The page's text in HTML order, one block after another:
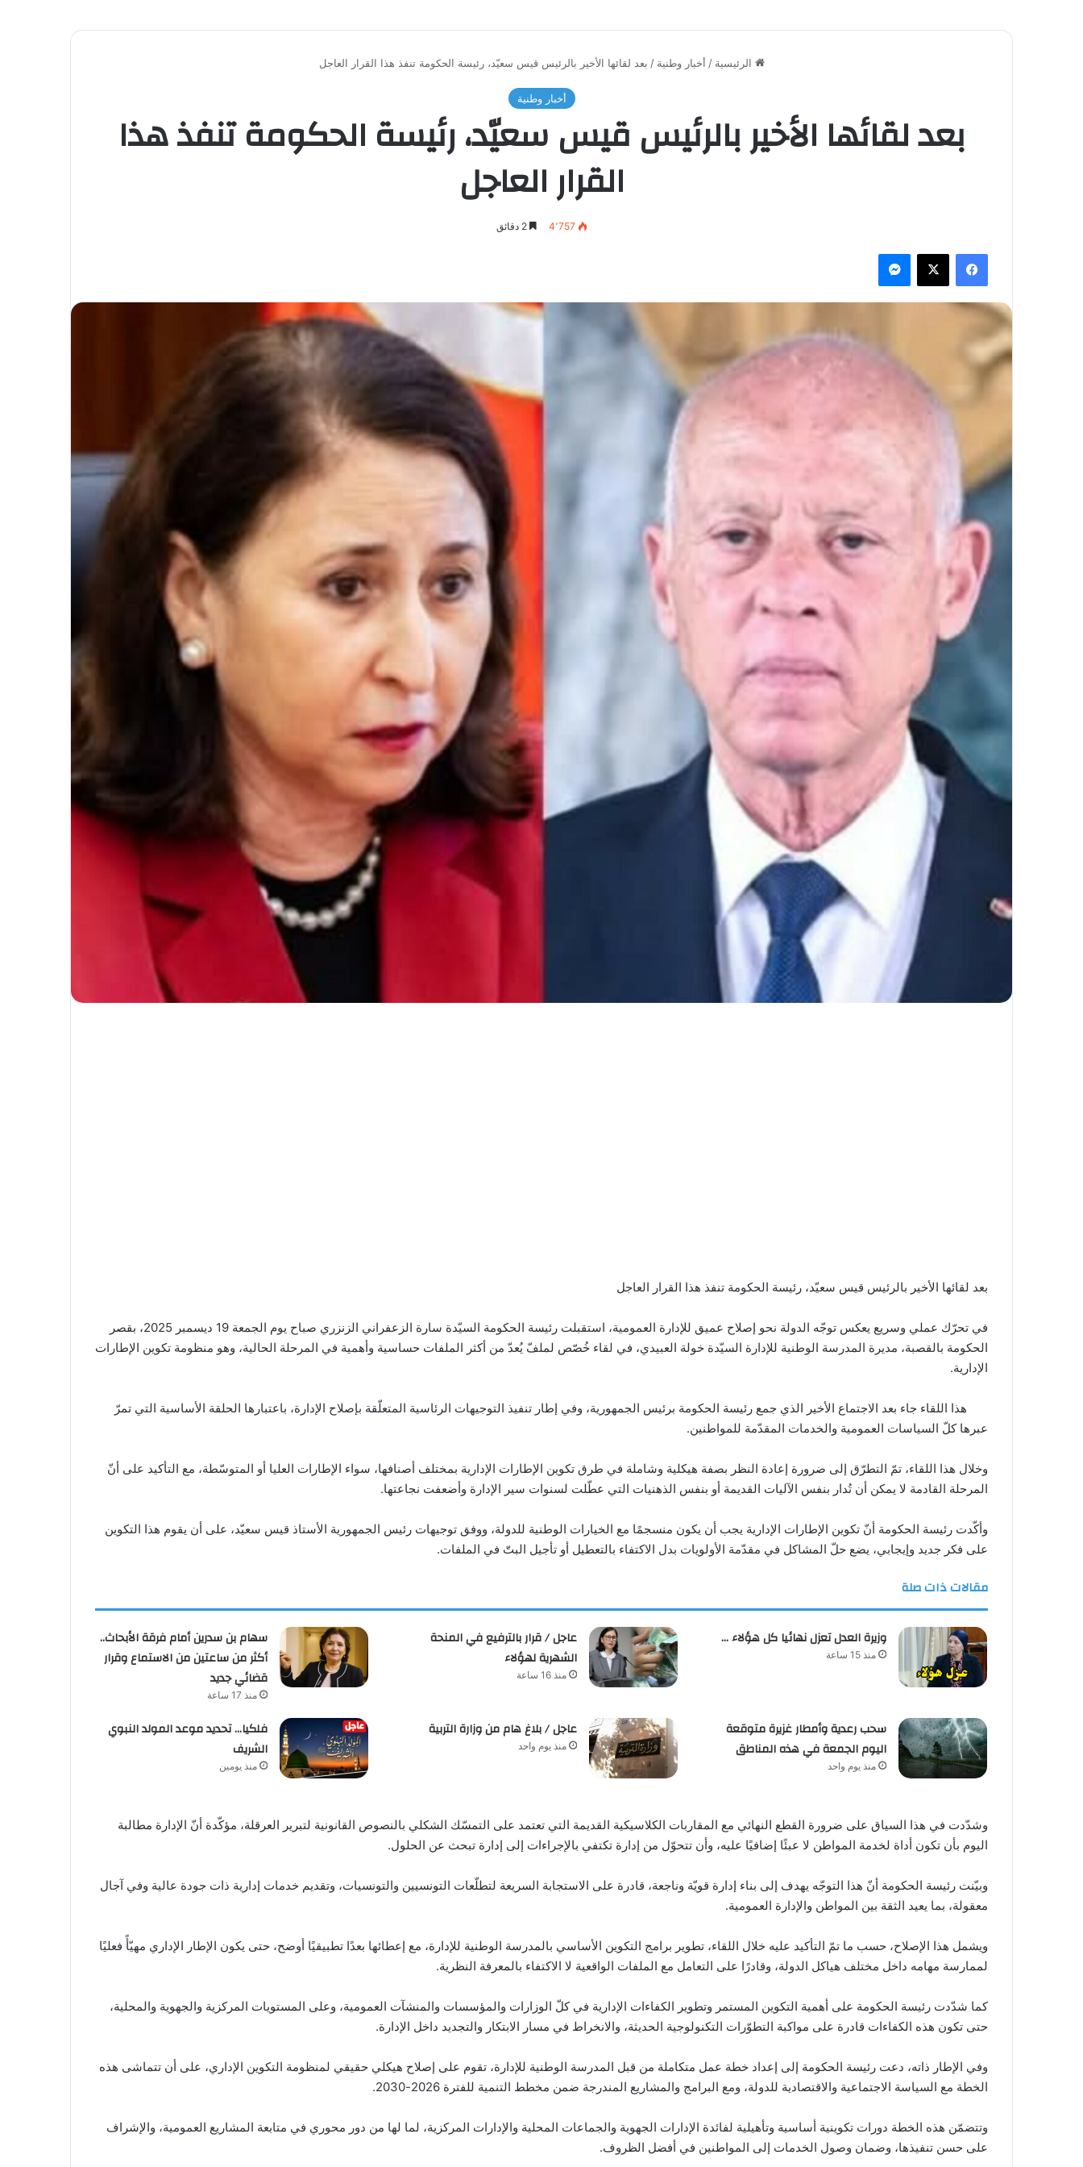
الرئيسية / أخبار وطنية / بعد لقائها الأخير بالرئيس قيس سعيّد، رئيسة الحكومة تنفذ هذا القرار العاجل
أخبار وطنية
بعد لقائها الأخير بالرئيس قيس سعيّد، رئيسة الحكومة تنفذ هذا
القرار العاجل
4٬757 2 دقائق
فيسبوك
بعد لقائها الأخير بالرئيس قيس سعيّد، رئيسة الحكومة تنفذ هذا القرار العاجل
في تحرّك عملي وسريع يعكس توجّه الدولة نحو إصلاح عميق للإدارة العمومية، استقبلت رئيسة الحكومة السيّدة سارة الزعفراني الزنزري صباح يوم الجمعة 19 ديسمبر 2025، بقصر
الحكومة بالقصبة، مديرة المدرسة الوطنية للإدارة السيّدة خولة العبيدي، في لقاء خُصّص لملفّ يُعدّ من أكثر الملفات حساسية وأهمية في المرحلة الحالية، وهو منظومة تكوين الإطارات
الإدارية.
هذا اللقاء جاء بعد الاجتماع الأخير الذي جمع رئيسة الحكومة برئيس الجمهورية، وفي إطار تنفيذ التوجيهات الرئاسية المتعلّقة بإصلاح الإدارة، باعتبارها الحلقة الأساسية التي تمرّ
عبرها كلّ السياسات العمومية والخدمات المقدّمة للمواطنين.
وخلال هذا اللقاء، تمّ التطرّق إلى ضرورة إعادة النظر بصفة هيكلية وشاملة في طرق تكوين الإطارات الإدارية بمختلف أصنافها، سواء الإطارات العليا أو المتوسّطة، مع التأكيد على أنّ
المرحلة القادمة لا يمكن أن تُدار بنفس الآليات القديمة أو بنفس الذهنيات التي عطّلت لسنوات سير الإدارة وأضعفت نجاعتها.
وأكّدت رئيسة الحكومة أنّ تكوين الإطارات الإدارية يجب أن يكون منسجمًا مع الخيارات الوطنية للدولة، ووفق توجيهات رئيس الجمهورية الأستاذ قيس سعيّد، على أن يقوم هذا التكوين
على فكر جديد وإيجابي، يضع حلّ المشاكل في مقدّمة الأولويات بدل الاكتفاء بالتعطيل أو تأجيل البتّ في الملفات.
مقالات ذات صلة
وزيرة العدل تعزل نهائيا كل هؤلاء …
منذ 15 ساعة
عاجل / قرار بالترفيع في المنحة
الشهرية لهؤلاء
منذ 16 ساعة
سهام بن سدرين أمام فرقة الأبحاث..
أكثر من ساعتين من الاستماع وقرار
قضائي جديد
منذ 17 ساعة
سحب رعدية وأمطار غزيرة متوقعة
اليوم الجمعة في هذه المناطق
منذ يوم واحد
عاجل / بلاغ هام من وزارة التربية
منذ يوم واحد
فلكيا… تحديد موعد المولد النبوي
الشريف
منذ يومين
وشدّدت في هذا السياق على ضرورة القطع النهائي مع المقاربات الكلاسيكية القديمة التي تعتمد على التمسّك الشكلي بالنصوص القانونية لتبرير العرقلة، مؤكّدة أنّ الإدارة مطالبة
اليوم بأن تكون أداة لخدمة المواطن لا عبئًا إضافيًا عليه، وأن تتحوّل من إدارة تكتفي بالإجراءات إلى إدارة تبحث عن الحلول.
وبيّنت رئيسة الحكومة أنّ هذا التوجّه يهدف إلى بناء إدارة قويّة وناجعة، قادرة على الاستجابة السريعة لتطلّعات التونسيين والتونسيات، وتقديم خدمات إدارية ذات جودة عالية وفي آجال
معقولة، بما يعيد الثقة بين المواطن والإدارة العمومية.
ويشمل هذا الإصلاح، حسب ما تمّ التأكيد عليه خلال اللقاء، تطوير برامج التكوين الأساسي بالمدرسة الوطنية للإدارة، مع إعطائها بعدًا تطبيقيًا أوضح، حتى يكون الإطار الإداري مهيّأً فعليًا
لممارسة مهامه داخل مختلف هياكل الدولة، وقادرًا على التعامل مع الملفات الواقعية لا الاكتفاء بالمعرفة النظرية.
كما شدّدت رئيسة الحكومة على أهمية التكوين المستمر وتطوير الكفاءات الإدارية في كلّ الوزارات والمؤسسات والمنشآت العمومية، وعلى المستويات المركزية والجهوية والمحلية،
حتى تكون هذه الكفاءات قادرة على مواكبة التطوّرات التكنولوجية الحديثة، والانخراط في مسار الابتكار والتجديد داخل الإدارة.
وفي الإطار ذاته، دعت رئيسة الحكومة إلى إعداد خطة عمل متكاملة من قبل المدرسة الوطنية للإدارة، تقوم على إصلاح هيكلي حقيقي لمنظومة التكوين الإداري، على أن تتماشى هذه
الخطة مع السياسة الاجتماعية والاقتصادية للدولة، ومع البرامج والمشاريع المندرجة ضمن مخطط التنمية للفترة 2026-2030.
وتتضمّن هذه الخطة دورات تكوينية أساسية وتأهيلية لفائدة الإدارات الجهوية والجماعات المحلية والإدارات المركزية، لما لها من دور محوري في متابعة المشاريع العمومية، والإشراف
على حسن تنفيذها، وضمان وصول الخدمات إلى المواطنين في أفضل الظروف.